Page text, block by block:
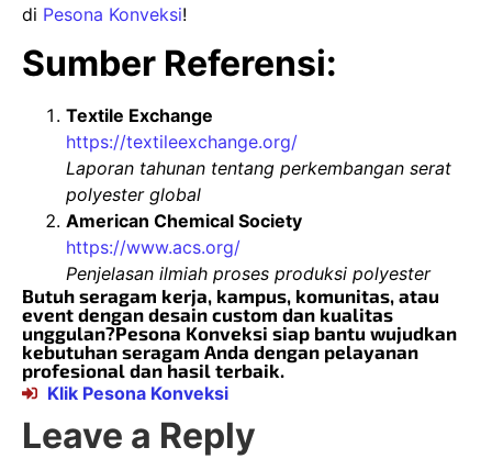
di Pesona Konveksi!
Sumber Referensi:
Textile Exchange
https://textileexchange.org/
Laporan tahunan tentang perkembangan serat
polyester global
American Chemical Society
https://www.acs.org/
Penjelasan ilmiah proses produksi polyester
Butuh seragam kerja, kampus, komunitas, atau
event dengan desain custom dan kualitas
unggulan?Pesona Konveksi siap bantu wujudkan
kebutuhan seragam Anda dengan pelayanan
profesional dan hasil terbaik.
Klik Pesona Konveksi
Leave a Reply